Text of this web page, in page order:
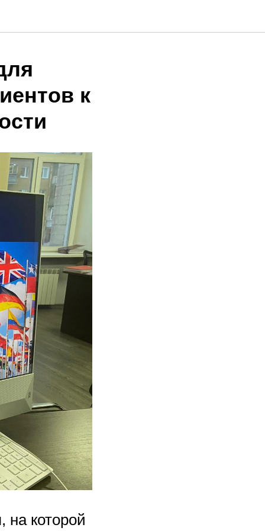
к
которой